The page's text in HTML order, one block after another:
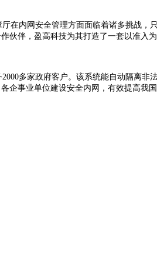
在内网安全管理方面面临着诸多挑战
伴，盈高科技为其打造了一套以准入
多家政府客户。该系统能自动隔离
事业单位建设安全内网，有效提高我